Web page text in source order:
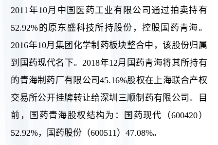
2011年10月中国医药工业有限公司通过拍卖持有
52.92%的原东盛科技所持股份，控股国药青海。
2016年10月集团化学制药板块整合中，该股份归属
到国药现代名下。2018年12月国药青海将其所持有
的青海制药厂有限公司45.16%股权在上海联合产权
交易所公开挂牌转让给深圳三顺制药有限公司。目
前，国药青海股权结构为：国药现代（600420）
52.92%，国药股份（600511）47.08%。